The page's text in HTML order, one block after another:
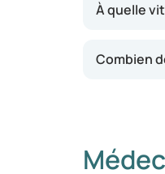
À quelle
Combien